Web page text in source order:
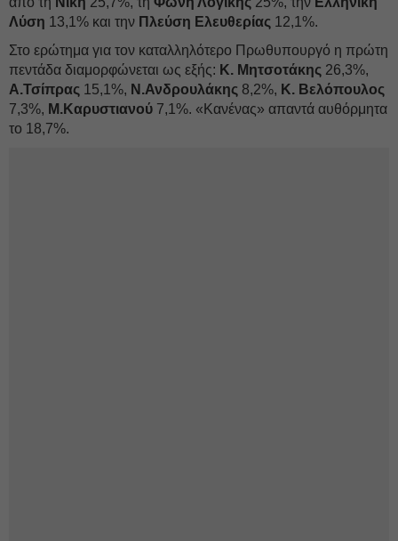
Λύση 13,1% και την Πλεύση Ελευθερίας 12,1%.
Στο ερώτημα για τον καταλληλότερο Πρωθυπουργό η πρώτη
πεντάδα διαμορφώνεται ως εξής: Κ. Μητσοτάκης 26,3%,
Α.Τσίπρας 15,1%, Ν.Ανδρουλάκης 8,2%, Κ. Βελόπουλος
7,3%, Μ.Καρυστιανού 7,1%. «Κανένας» απαντά αυθόρμητα
το 18,7%.